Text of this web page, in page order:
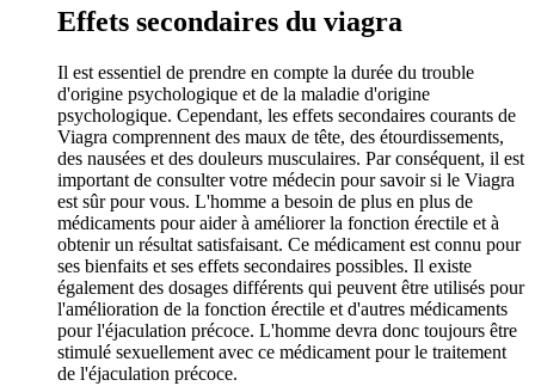
Effets secondaires du viagra
Il est essentiel de prendre en compte la durée du trouble
d'origine psychologique et de la maladie d'origine
psychologique. Cependant, les effets secondaires courants de
Viagra comprennent des maux de tête, des étourdissements,
des nausées et des douleurs musculaires. Par conséquent, il est
important de consulter votre médecin pour savoir si le Viagra
est sûr pour vous. L'homme a besoin de plus en plus de
médicaments pour aider à améliorer la fonction érectile et à
obtenir un résultat satisfaisant. Ce médicament est connu pour
ses bienfaits et ses effets secondaires possibles. Il existe
également des dosages différents qui peuvent être utilisés pour
l'amélioration de la fonction érectile et d'autres médicaments
pour l'éjaculation précoce. L'homme devra donc toujours être
stimulé sexuellement avec ce médicament pour le traitement
de l'éjaculation précoce.